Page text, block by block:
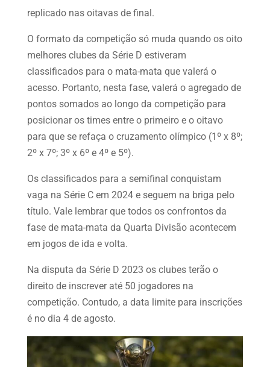
replicado nas oitavas de final.
O formato da competição só muda quando os oito
melhores clubes da Série D estiveram
classificados para o mata-mata que valerá o
acesso. Portanto, nesta fase, valerá o agregado de
pontos somados ao longo da competição para
posicionar os times entre o primeiro e o oitavo
para que se refaça o cruzamento olímpico (1º x 8º;
2º x 7º; 3º x 6º e 4º e 5º).
Os classificados para a semifinal conquistam
vaga na Série C em 2024 e seguem na briga pelo
título. Vale lembrar que todos os confrontos da
fase de mata-mata da Quarta Divisão acontecem
em jogos de ida e volta.
Na disputa da Série D 2023 os clubes terão o
direito de inscrever até 50 jogadores na
competição. Contudo, a data limite para inscrições
é no dia 4 de agosto.